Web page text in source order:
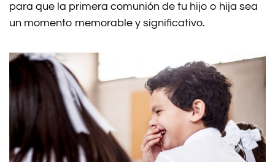
para que la primera comunión de tu hijo o hija sea
un momento memorable y significativo.